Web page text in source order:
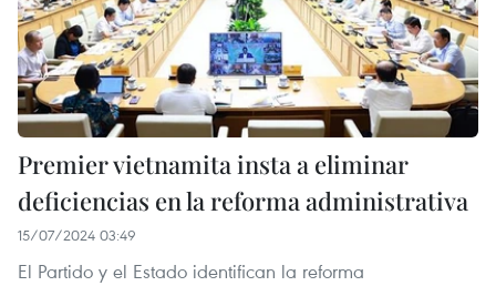
Premier vietnamita insta a eliminar
deficiencias en la reforma administrativa
15/07/2024 03:49
El Partido y el Estado identifican la reforma